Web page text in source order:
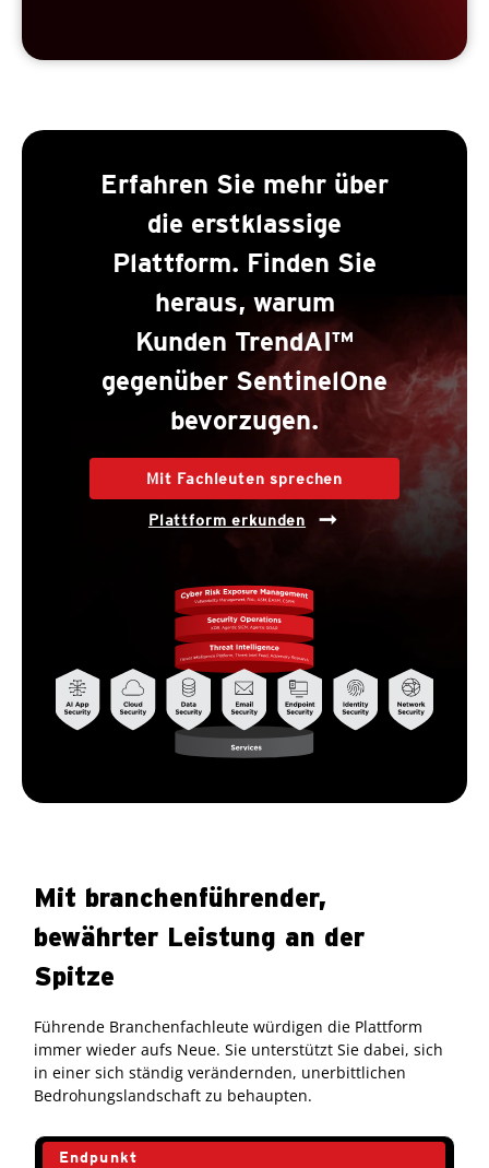
Erfahren Sie mehr über
die erstklassige
Plattform. Finden Sie
heraus, warum
Kunden TrendAI™
gegenüber SentinelOne
bevorzugen.
Mit Fachleuten sprechen
Plattform erkunden
Mit branchenführender,
bewährter Leistung an der
Spitze
Führende Branchenfachleute würdigen die Plattform
immer wieder aufs Neue. Sie unterstützt Sie dabei, sich
in einer sich ständig verändernden, unerbittlichen
Bedrohungslandschaft zu behaupten.
Endpunkt